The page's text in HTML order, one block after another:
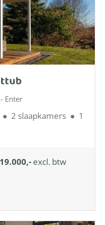
Enter
● 2 slaapkamers ● 1
excl. btw